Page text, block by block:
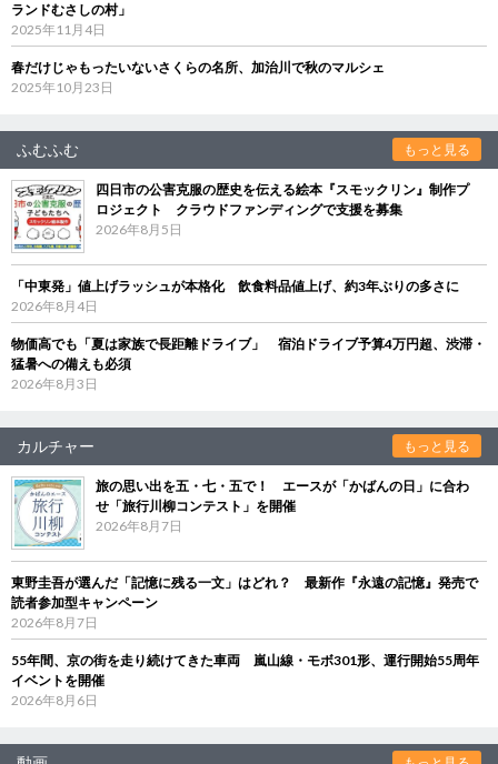
ランドむさしの村」
2025年11月4日
春だけじゃもったいないさくらの名所、加治川で秋のマルシェ
2025年10月23日
ふむふむ もっと見る
四日市の公害克服の歴史を伝える絵本『スモックリン』制作プ
ロジェクト クラウドファンディングで支援を募集
2026年8月5日
「中東発」値上げラッシュが本格化 飲食料品値上げ、約3年ぶりの多さに
2026年8月4日
物価高でも「夏は家族で長距離ドライブ」 宿泊ドライブ予算4万円超、渋滞・
猛暑への備えも必須
2026年8月3日
カルチャー もっと見る
旅の思い出を五・七・五で！ エースが「かばんの日」に合わ
せ「旅行川柳コンテスト」を開催
2026年8月7日
東野圭吾が選んだ「記憶に残る一文」はどれ？ 最新作『永遠の記憶』発売で
読者参加型キャンペーン
2026年8月7日
55年間、京の街を走り続けてきた車両 嵐山線・モボ301形、運行開始55周年
イベントを開催
2026年8月6日